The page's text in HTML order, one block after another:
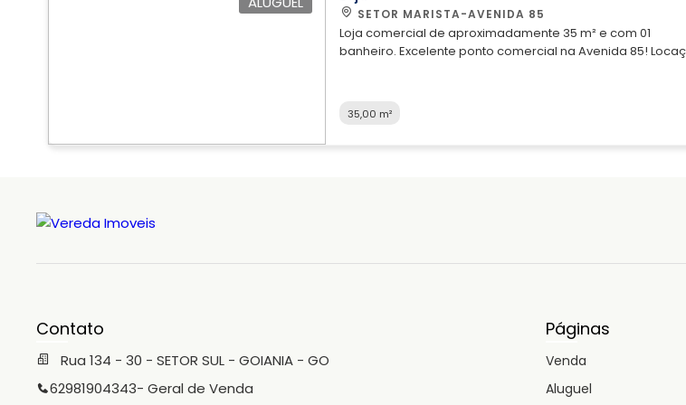
(62) 3215-1755 WhatsApp: (62) 98118-2206 ou (62) 99476-
SETOR MARISTA-AVENIDA 85
Loja comercial de aproximadamente 35 m² e com 01
banheiro. Excelente ponto comercial na Avenida 85! Locação
35,00 m²
Contato
Rua 134 - 30 - SETOR SUL - GOIANIA - GO
62981904343- Geral de Venda
Páginas
Venda
Aluguel